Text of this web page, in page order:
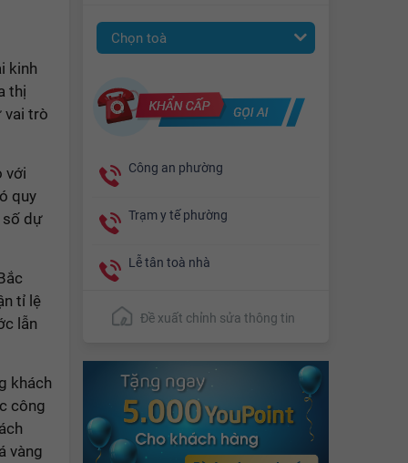
Chọn toà
Công an phường
Trạm y tế phường
Lễ tân toà nhà
Đề xuất chỉnh sửa thông tin
kinh
thị
vai trò
với
quy
số dự
tỉ lệ
lẫn
khách
công
vàng